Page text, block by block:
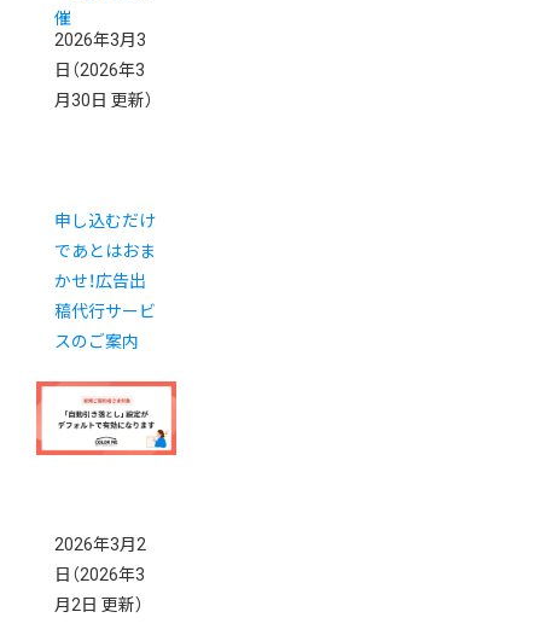
催
2026年3月3
日 （2026年3
月30日 更新）
申し込むだけ
であとはおま
かせ！広告出
稿代行サービ
スのご案内
2026年3月2
日 （2026年3
月2日 更新）